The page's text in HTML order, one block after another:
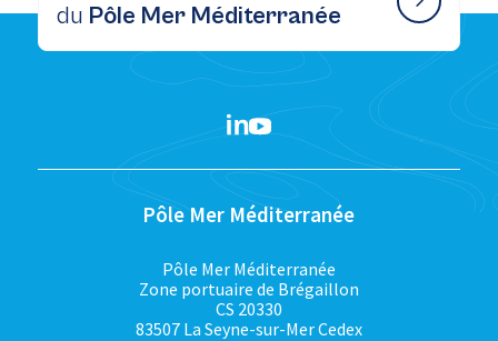
du Pôle Mer Méditerranée
Pôle Mer Méditerranée
Pôle Mer Méditerranée
Zone portuaire de Brégaillon
CS 20330
83507 La Seyne-sur-Mer Cedex